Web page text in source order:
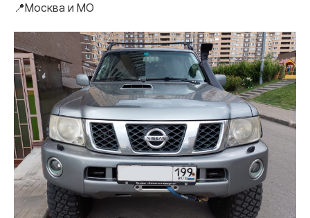
📍Москва и МO